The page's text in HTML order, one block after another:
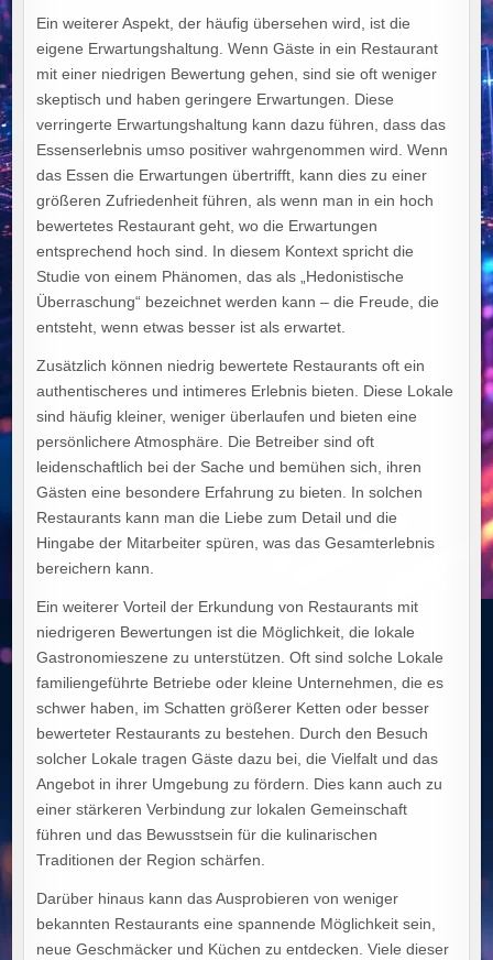
Ein weiterer Aspekt, der häufig übersehen wird, ist die
eigene Erwartungshaltung. Wenn Gäste in ein Restaurant
mit einer niedrigen Bewertung gehen, sind sie oft weniger
skeptisch und haben geringere Erwartungen. Diese
verringerte Erwartungshaltung kann dazu führen, dass das
Essenserlebnis umso positiver wahrgenommen wird. Wenn
das Essen die Erwartungen übertrifft, kann dies zu einer
größeren Zufriedenheit führen, als wenn man in ein hoch
bewertetes Restaurant geht, wo die Erwartungen
entsprechend hoch sind. In diesem Kontext spricht die
Studie von einem Phänomen, das als „Hedonistische
Überraschung“ bezeichnet werden kann – die Freude, die
entsteht, wenn etwas besser ist als erwartet.
Zusätzlich können niedrig bewertete Restaurants oft ein
authentischeres und intimeres Erlebnis bieten. Diese Lokale
sind häufig kleiner, weniger überlaufen und bieten eine
persönlichere Atmosphäre. Die Betreiber sind oft
leidenschaftlich bei der Sache und bemühen sich, ihren
Gästen eine besondere Erfahrung zu bieten. In solchen
Restaurants kann man die Liebe zum Detail und die
Hingabe der Mitarbeiter spüren, was das Gesamterlebnis
bereichern kann.
Ein weiterer Vorteil der Erkundung von Restaurants mit
niedrigeren Bewertungen ist die Möglichkeit, die lokale
Gastronomieszene zu unterstützen. Oft sind solche Lokale
familiengeführte Betriebe oder kleine Unternehmen, die es
schwer haben, im Schatten größerer Ketten oder besser
bewerteter Restaurants zu bestehen. Durch den Besuch
solcher Lokale tragen Gäste dazu bei, die Vielfalt und das
Angebot in ihrer Umgebung zu fördern. Dies kann auch zu
einer stärkeren Verbindung zur lokalen Gemeinschaft
führen und das Bewusstsein für die kulinarischen
Traditionen der Region schärfen.
Darüber hinaus kann das Ausprobieren von weniger
bekannten Restaurants eine spannende Möglichkeit sein,
neue Geschmäcker und Küchen zu entdecken. Viele dieser